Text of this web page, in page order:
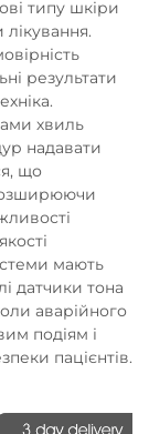
типу шкіри
лікування.
результати
хвиль
надавати
що
мають
датчики тона
аварійного
подіям і
пацієнтів.